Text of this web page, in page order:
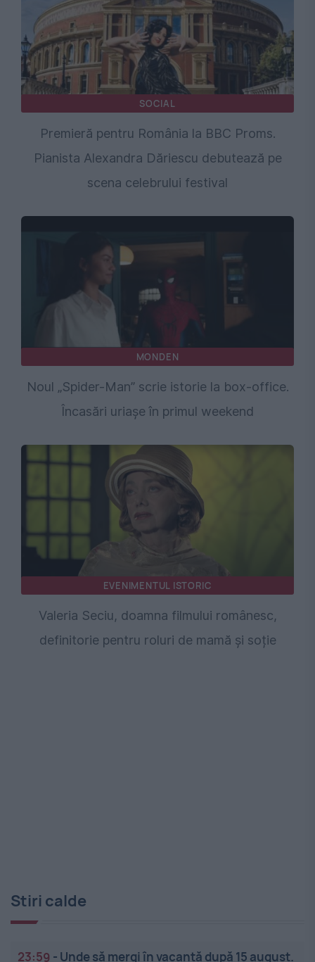
SOCIAL
Premieră pentru România la BBC Proms.
Pianista Alexandra Dăriescu debutează pe
scena celebrului festival
MONDEN
Noul „Spider-Man” scrie istorie la box-office.
Încasări uriașe în primul weekend
EVENIMENTUL ISTORIC
Valeria Seciu, doamna filmului românesc,
definitorie pentru roluri de mamă și soție
Stiri calde
23:59 - Unde să mergi în vacanță după 15 august.